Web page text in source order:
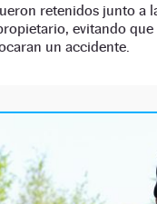
retenidos junto a
evitando
un accidente.